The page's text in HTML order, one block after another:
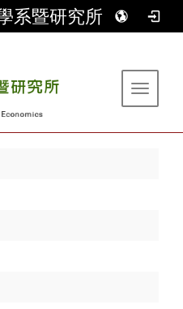
系暨研究所
Toggle